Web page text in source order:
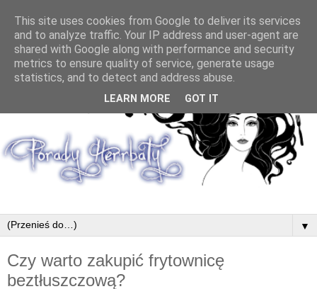
▼
Czy warto zakupić frytownicę
beztłuszczową?
This site uses cookies from Google to deliver its services
and to analyze traffic. Your IP address and user-agent are
shared with Google along with performance and security
metrics to ensure quality of service, generate usage
statistics, and to detect and address abuse.
LEARN MORE GOT IT